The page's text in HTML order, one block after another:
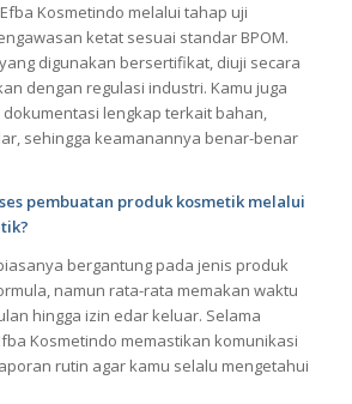
Kosmetindo melalui tahap uji
ketat sesuai standar BPOM.
digunakan bersertifikat, diuji secara
dengan regulasi industri. Kamu juga
lengkap terkait bahan,
sehingga keamanannya benar-benar
pembuatan produk kosmetik melalui
bergantung pada jenis produk
namun rata-rata memakan waktu
hingga izin edar keluar. Selama
Kosmetindo memastikan komunikasi
rutin agar kamu selalu mengetahui